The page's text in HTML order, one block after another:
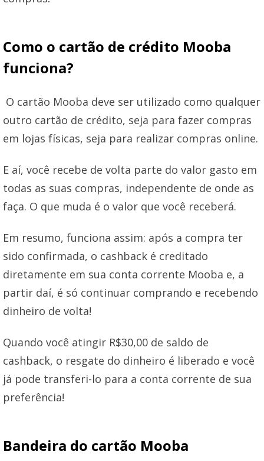
Como o cartão de crédito Mooba
funciona?
O cartão Mooba deve ser utilizado como qualquer
outro cartão de crédito, seja para fazer compras
em lojas físicas, seja para realizar compras online.
E aí, você recebe de volta parte do valor gasto em
todas as suas compras, independente de onde as
faça. O que muda é o valor que você receberá.
Em resumo, funciona assim: após a compra ter
sido confirmada, o cashback é creditado
diretamente em sua conta corrente Mooba e, a
partir daí, é só continuar comprando e recebendo
dinheiro de volta!
Quando você atingir R$30,00 de saldo de
cashback, o resgate do dinheiro é liberado e você
já pode transferi-lo para a conta corrente de sua
preferência!
Bandeira do cartão Mooba